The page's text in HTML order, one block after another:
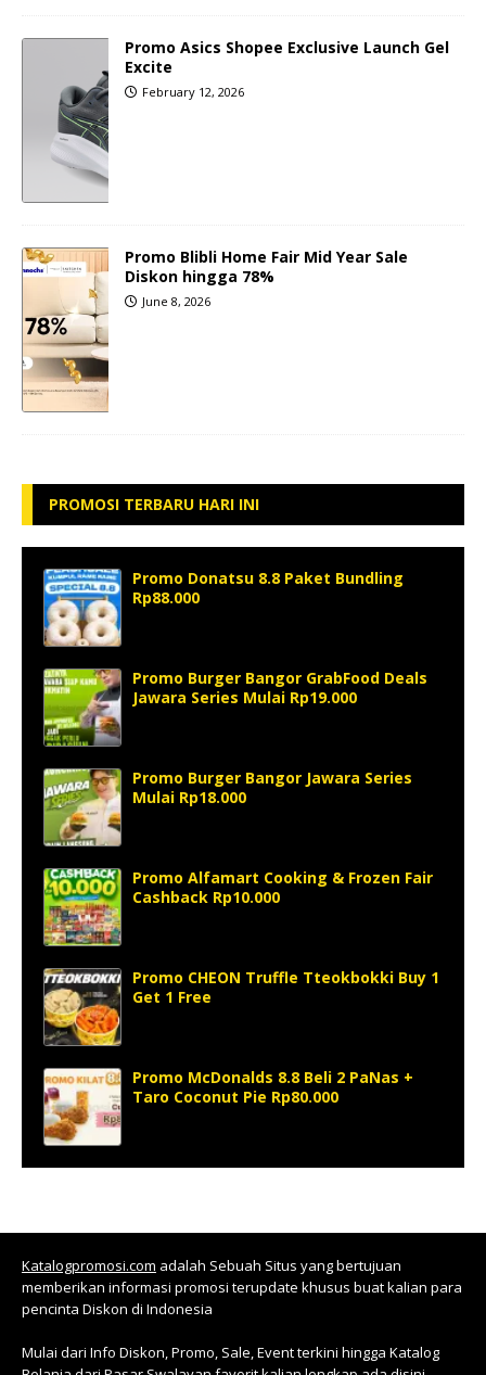
Promo Asics Shopee Exclusive Launch Gel
Excite
February 12, 2026
Promo Blibli Home Fair Mid Year Sale
Diskon hingga 78%
June 8, 2026
PROMOSI TERBARU HARI INI
Promo Donatsu 8.8 Paket Bundling
Rp88.000
Promo Burger Bangor GrabFood Deals
Jawara Series Mulai Rp19.000
Promo Burger Bangor Jawara Series
Mulai Rp18.000
Promo Alfamart Cooking & Frozen Fair
Cashback Rp10.000
Promo CHEON Truffle Tteokbokki Buy 1
Get 1 Free
Promo McDonalds 8.8 Beli 2 PaNas +
Taro Coconut Pie Rp80.000
Katalogpromosi.com adalah Sebuah Situs yang bertujuan
memberikan informasi promosi terupdate khusus buat kalian para
pencinta Diskon di Indonesia
Mulai dari Info Diskon, Promo, Sale, Event terkini hingga Katalog